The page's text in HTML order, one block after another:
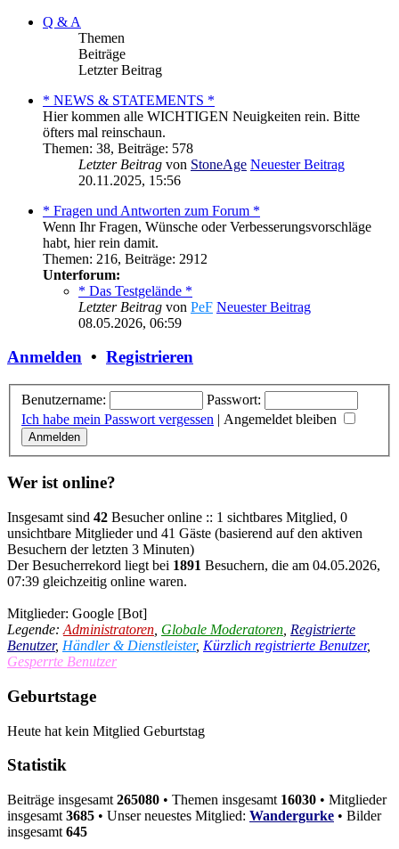
Q & A
Themen
Beiträge
Letzter Beitrag
* NEWS & STATEMENTS *
Hier kommen alle WICHTIGEN Neuigkeiten rein. Bitte
öfters mal reinschaun.
Themen: 38, Beiträge: 578
Letzter Beitrag von StoneAge Neuester Beitrag
20.11.2025, 15:56
* Fragen und Antworten zum Forum *
Wenn Ihr Fragen, Wünsche oder Verbesserungsvorschläge
habt, hier rein damit.
Themen: 216, Beiträge: 2912
Unterforum:
* Das Testgelände *
Letzter Beitrag von PeF Neuester Beitrag
08.05.2026, 06:59
Anmelden • Registrieren
Benutzername:
Passwort:
Ich habe mein Passwort vergessen | Angemeldet bleiben
Wer ist online?
Insgesamt sind 42 Besucher online :: 1 sichtbares Mitglied, 0
unsichtbare Mitglieder und 41 Gäste (basierend auf den aktiven
Besuchern der letzten 3 Minuten)
Der Besucherrekord liegt bei 1891 Besuchern, die am 04.05.2026,
07:39 gleichzeitig online waren.
Mitglieder: Google [Bot]
Legende: Administratoren Globale Moderatoren Registrierte
Benutzer, Händler & Dienstleister, Kürzlich registrierte Benutzer,
Gesperrte Benutzer
Geburtstage
Heute hat kein Mitglied Geburtstag
Statistik
Beiträge insgesamt 265080 • Themen insgesamt 16030 • Mitglieder
insgesamt 3685 • Unser neuestes Mitglied: Wandergurke • Bilder
insgesamt 645